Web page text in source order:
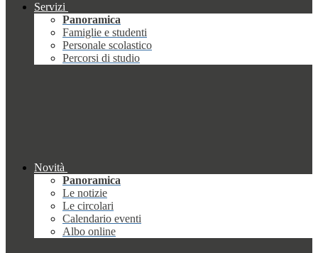
Servizi
Panoramica
Famiglie e studenti
Personale scolastico
Percorsi di studio
Novità
Panoramica
Le notizie
Le circolari
Calendario eventi
Albo online